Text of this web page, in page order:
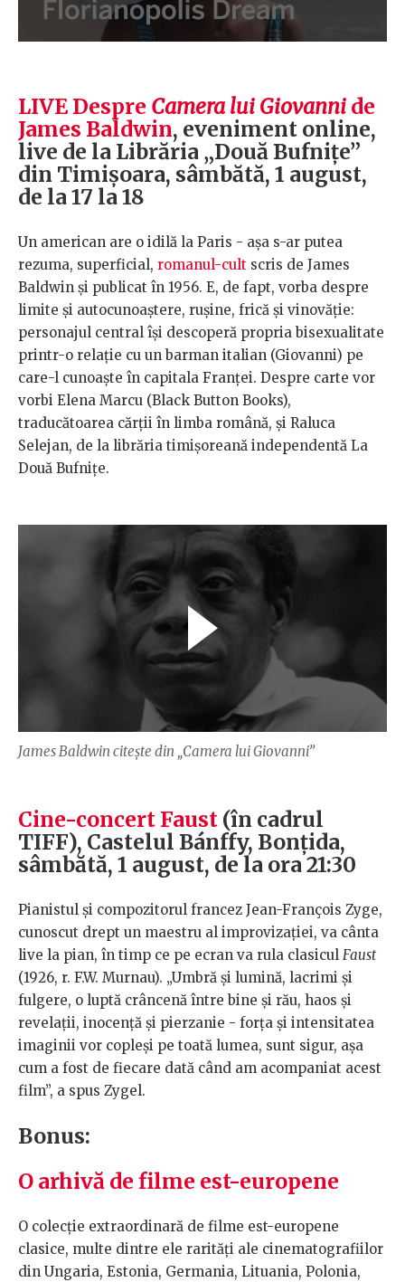
LIVE Despre Camera lui Giovanni de
James Baldwin, eveniment online,
live de la Librăria „Două Bufnițe”
din Timișoara, sâmbătă, 1 august,
de la 17 la 18
Un american are o idilă la Paris - așa s-ar putea
rezuma, superficial, romanul-cult scris de James
Baldwin și publicat în 1956. E, de fapt, vorba despre
limite și autocunoaștere, rușine, frică și vinovăție:
personajul central își descoperă propria bisexualitate
printr-o relație cu un barman italian (Giovanni) pe
care-l cunoaște în capitala Franței. Despre carte vor
vorbi Elena Marcu (Black Button Books),
traducătoarea cărții în limba română, și Raluca
Selejan, de la librăria timișoreană independentă La
Două Bufnițe.
James Baldwin citește din „Camera lui Giovanni”
Cine-concert Faust (în cadrul
TIFF), Castelul Bánffy, Bonțida,
sâmbătă, 1 august, de la ora 21:30
Pianistul și compozitorul francez Jean-François Zyge,
cunoscut drept un maestru al improvizației, va cânta
live la pian, în timp ce pe ecran va rula clasicul Faust
(1926, r. F.W. Murnau). „Umbră și lumină, lacrimi și
fulgere, o luptă crâncenă între bine și rău, haos și
revelații, inocență și pierzanie - forța și intensitatea
imaginii vor copleși pe toată lumea, sunt sigur, așa
cum a fost de fiecare dată când am acompaniat acest
film”, a spus Zygel.
Bonus:
O arhivă de filme est-europene
O colecție extraordinară de filme est-europene
clasice, multe dintre ele rarități ale cinematografiilor
din Ungaria, Estonia, Germania, Lituania, Polonia,